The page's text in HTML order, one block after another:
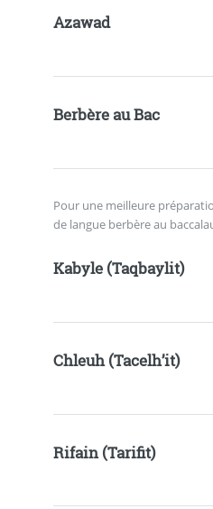
Azawad
Berbère au Bac
Pour une meilleure
de langue berbère au
Kabyle (Taqbaylit)
Chleuh (Tacelh’it)
Rifain (Tarifit)